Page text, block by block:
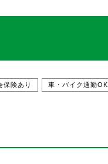
保険あり 車・バイク通勤OK